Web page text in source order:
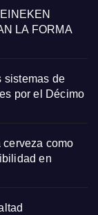
LA FORMA
sistemas de
por el Décimo
como
en